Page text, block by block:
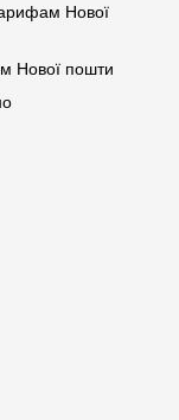
Нової
Нової пошти